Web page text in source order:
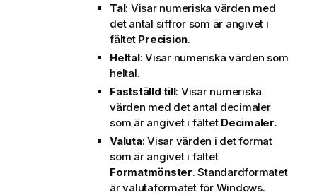
Tal: Visar numeriska värden med
det antal siffror som är angivet i
fältet Precision.
Heltal: Visar numeriska värden som
heltal.
Fastställd till: Visar numeriska
värden med det antal decimaler
som är angivet i fältet Decimaler.
Valuta: Visar värden i det format
som är angivet i fältet
Formatmönster. Standardformatet
är valutaformatet för Windows.